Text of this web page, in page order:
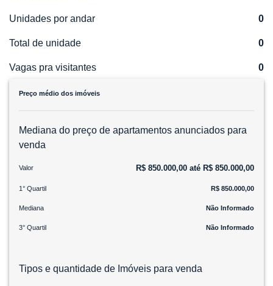
Unidades por andar 0
Total de unidade 0
Vagas pra visitantes 0
Preço médio dos imóveis
Mediana do preço de apartamentos anunciados para
venda
Valor R$ 850.000,00 até R$ 850.000,00
1° Quartil R$ 850.000,00
Mediana Não Informado
3° Quartil Não Informado
Tipos e quantidade de Imóveis para venda